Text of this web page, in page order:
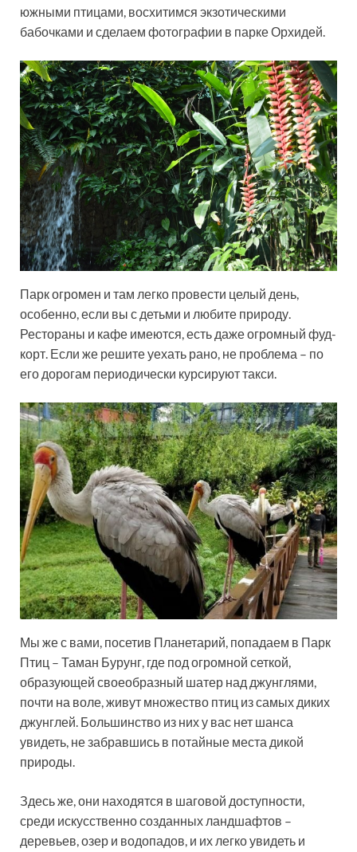
южными птицами, восхитимся экзотическими
бабочками и сделаем фотографии в парке Орхидей.
Парк огромен и там легко провести целый день,
особенно, если вы с детьми и любите природу.
Рестораны и кафе имеются, есть даже огромный фуд-
корт. Если же решите уехать рано, не проблема – по
его дорогам периодически курсируют такси.
Мы же с вами, посетив Планетарий, попадаем в Парк
Птиц – Таман Бурунг, где под огромной сеткой,
образующей своеобразный шатер над джунглями,
почти на воле, живут множество птиц из самых диких
джунглей. Большинство из них у вас нет шанса
увидеть, не забравшись в потайные места дикой
природы.
Здесь же, они находятся в шаговой доступности,
среди искусственно созданных ландшафтов –
деревьев, озер и водопадов, и их легко увидеть и